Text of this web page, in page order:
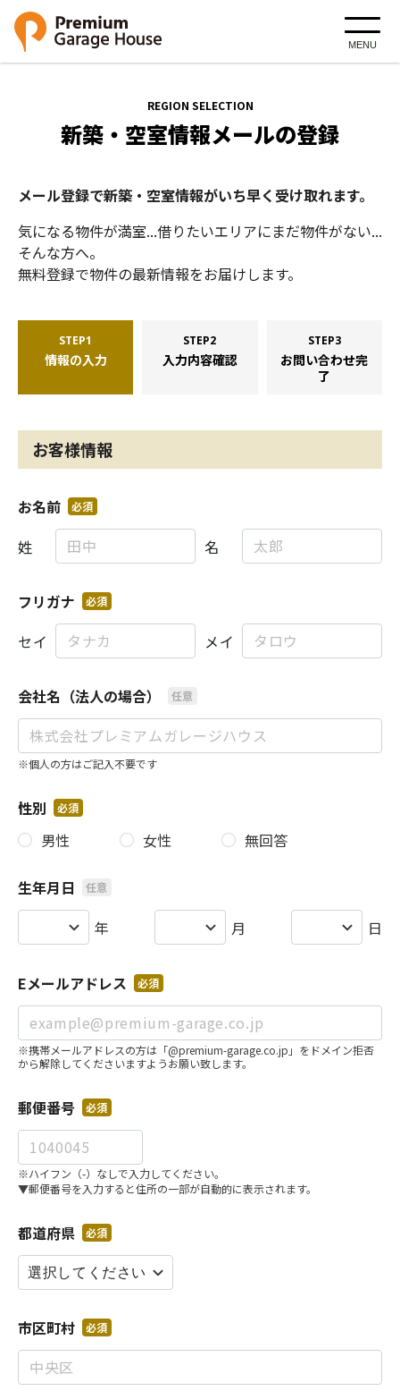
MENU
REGION SELECTION
新築・空室情報メールの登録
メール登録で新築・空室情報がいち早く受け取れます。
気になる物件が満室...借りたいエリアにまだ物件がない...
そんな方へ。
無料登録で物件の最新情報をお届けします。
STEP1
情報の入力
STEP2
入力内容確認
STEP3
お問い合わせ完
了
お客様情報
必須
お名前
姓
名
必須
フリガナ
セイ
メイ
任意
会社名（法人の場合）
※個人の方はご記入不要です
必須
性別
男性
女性 無回答
任意
生年月日
年
月 日
必須
Eメールアドレス
※携帯メールアドレスの方は「@premium-garage.co.jp」をドメイン拒否
から解除してくださいますようお願い致します。
必須
郵便番号
※ハイフン（-）なしで入力してください。
▼郵便番号を入力すると住所の一部が自動的に表示されます。
必須
都道府県
必須
市区町村